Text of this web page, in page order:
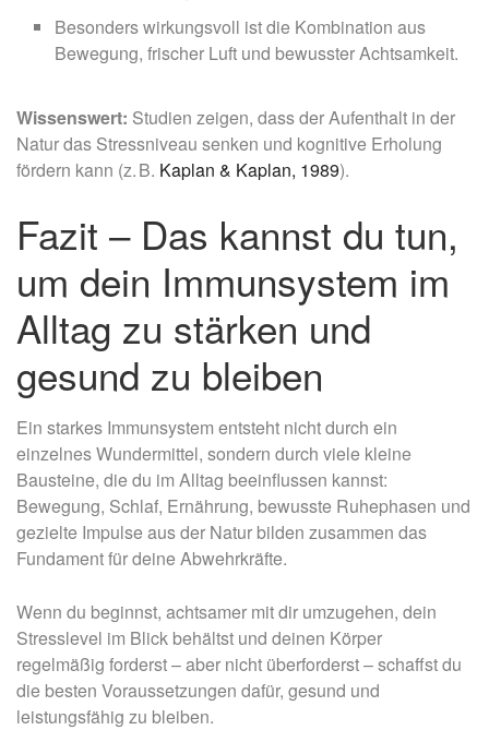
Besonders wirkungsvoll ist die Kombination aus
Bewegung, frischer Luft und bewusster Achtsamkeit.
Wissenswert: Studien zeigen, dass der Aufenthalt in der
Natur das Stressniveau senken und kognitive Erholung
fördern kann (z. B. Kaplan & Kaplan, 1989).
Fazit – Das kannst du tun,
um dein Immunsystem im
Alltag zu stärken und
gesund zu bleiben
Ein starkes Immunsystem entsteht nicht durch ein
einzelnes Wundermittel, sondern durch viele kleine
Bausteine, die du im Alltag beeinflussen kannst:
Bewegung, Schlaf, Ernährung, bewusste Ruhephasen und
gezielte Impulse aus der Natur bilden zusammen das
Fundament für deine Abwehrkräfte.
Wenn du beginnst, achtsamer mit dir umzugehen, dein
Stresslevel im Blick behältst und deinen Körper
regelmäßig forderst – aber nicht überforderst – schaffst du
die besten Voraussetzungen dafür, gesund und
leistungsfähig zu bleiben.